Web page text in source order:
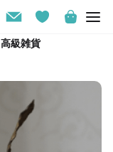
高級雑貨